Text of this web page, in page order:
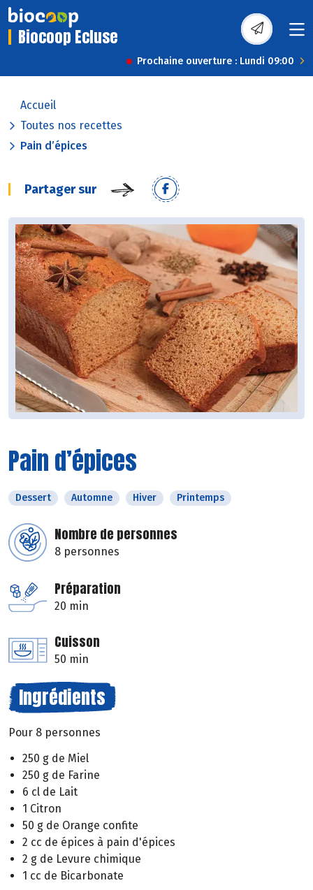
Biocoop Ecluse
Prochaine ouverture : Lundi 09:00
Accueil
Toutes nos recettes
Pain d’épices
Partager sur
Pain d’épices
Dessert Automne Hiver Printemps
Nombre de personnes
8 personnes
Préparation
20 min
Cuisson
50 min
Ingrédients
Pour 8 personnes
250 g de Miel
250 g de Farine
6 cl de Lait
1 Citron
50 g de Orange confite
2 cc de épices à pain d'épices
2 g de Levure chimique
1 cc de Bicarbonate